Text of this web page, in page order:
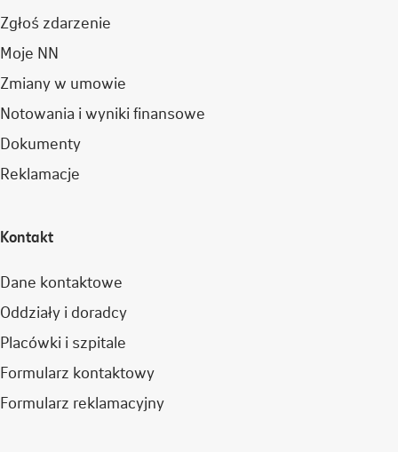
Zgłoś zdarzenie
Moje NN
Zmiany w umowie
Notowania i wyniki finansowe
Dokumenty
Reklamacje
Kontakt
Dane kontaktowe
Oddziały i doradcy
Placówki i szpitale
Formularz kontaktowy
Formularz reklamacyjny